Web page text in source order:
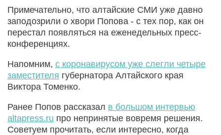
Примечательно, что алтайские СМИ уже давно
заподозрили о хвори Попова - с тех пор, как он
перестал появляться на еженедельных пресс-
конференциях.
Напомним, с коронавирусом уже слегли четыре
заместителя губернатора Алтайского края
Виктора Томенко.
Ранее Попов рассказал в большом интервью
altapress.ru про непринятые вовремя решения.
Советуем прочитать, если интересно, когда